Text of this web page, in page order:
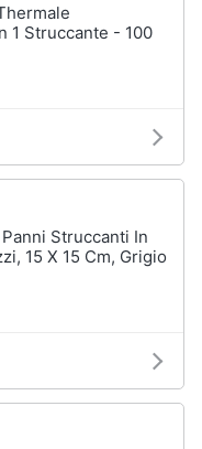
1 Struccante - 100
Struccanti In
15 X 15 Cm, Grigio